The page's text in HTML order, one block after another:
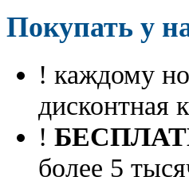
Покупать у
! каждому
дисконтная
!
более 5